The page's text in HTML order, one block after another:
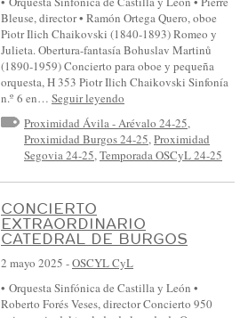
Bleuse, director • Ramón Ortega Quero, oboe
Piotr Ilich Chaikovski (1840-1893) Romeo y
Julieta. Obertura-fantasía Bohuslav Martinů
(1890-1959) Concierto para oboe y pequeña
orquesta, H 353 Piotr Ilich Chaikovski Sinfonía
n.º 6 en… Seguir leyendo
Proximidad Ávila - Arévalo 24-25,
Proximidad Burgos 24-25,Proximidad
Segovia 24-25,Temporada OSCyL 24-25
CONCIERTO
EXTRAORDINARIO
CATEDRAL DE BURGOS
2 mayo 2025 -OSCYL CyL
• Orquesta Sinfónica de Castilla y León •
Roberto Forés Veses, director Concierto 950